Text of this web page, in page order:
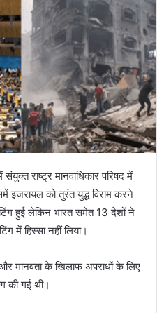
राष्ट्र मानवाधिकार परिषद में
इजरायल को तुरंत युद्ध विराम करने
हुई लेकिन भारत समेत 13 देशों ने
में हिस्सा नहीं लिया।
और मानवता के खिलाफ अपराधों के लिए
की गई थी।